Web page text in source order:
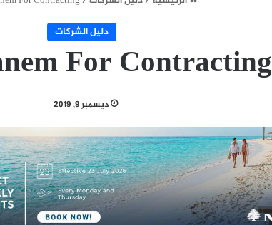
دليل الشركات
For Contracting
ديسمبر 9, 2019